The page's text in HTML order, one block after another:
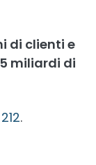
di clienti e
miliardi di
.